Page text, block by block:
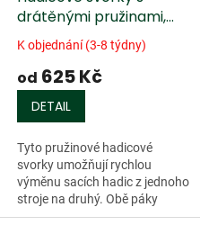
drátěnými pružinami,
2dílná sada
K objednání (3-8 týdny)
od 625 Kč
DETAIL
Tyto pružinové hadicové
svorky umožňují rychlou
výměnu sacích hadic z jednoho
stroje na druhý. Obě páky
svorky lze...